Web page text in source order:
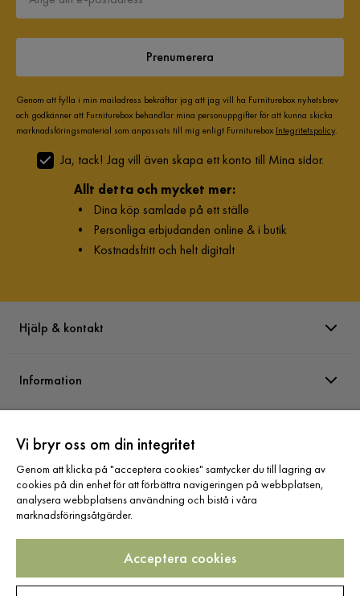
Prenumerera
Genom att fylla i min mailadress bekräftar jag att jag vill ha Furniturebox nyhetsbrev
och godkänner att Furniturebox behandlar mina personuppgifter för att kunna skicka
marknadsföringsmaterial som anpassats till mig enligt Furniturebox Integritetspolicy.
Ja, tack! Jag vill även skapa ett konto till Mina sidor.
Allt detta och mycket mer:
• Dina köp samlade på ett ställe
• Personliga erbjudanden online & i butik
• Kostnadsfritt och helt digitalt
Hjälp & kontakt
Information
Sortiment
Följ oss
Vi bryr oss om din integritet
Genom att klicka på "acceptera cookies" samtycker du till lagring av
cookies på din enhet för att förbättra navigeringen på webbplatsen,
analysera webbplatsens användning och bistå i våra
marknadsföringsåtgärder.
Acceptera cookies